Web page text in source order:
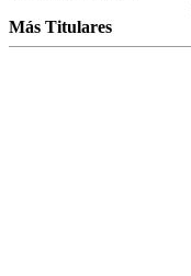
Más Titulares